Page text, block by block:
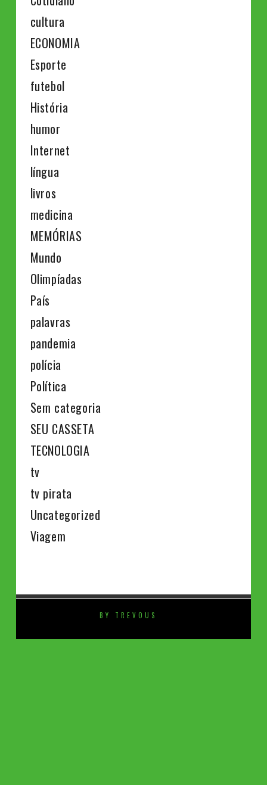
cultura
ECONOMIA
Esporte
futebol
História
humor
Internet
língua
livros
medicina
MEMÓRIAS
Mundo
Olimpíadas
País
palavras
pandemia
polícia
Política
Sem categoria
SEU CASSETA
TECNOLOGIA
tv
tv pirata
Uncategorized
Viagem
BY TREVOUS